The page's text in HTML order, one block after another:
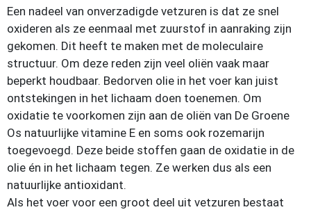
Een nadeel van onverzadigde vetzuren is dat ze snel
oxideren als ze eenmaal met zuurstof in aanraking zijn
gekomen. Dit heeft te maken met de moleculaire
structuur. Om deze reden zijn veel oliën vaak maar
beperkt houdbaar. Bedorven olie in het voer kan juist
ontstekingen in het lichaam doen toenemen. Om
oxidatie te voorkomen zijn aan de oliën van De Groene
Os natuurlijke vitamine E en soms ook rozemarijn
toegevoegd. Deze beide stoffen gaan de oxidatie in de
olie én in het lichaam tegen. Ze werken dus als een
natuurlijke antioxidant.
Als het voer voor een groot deel uit vetzuren bestaat